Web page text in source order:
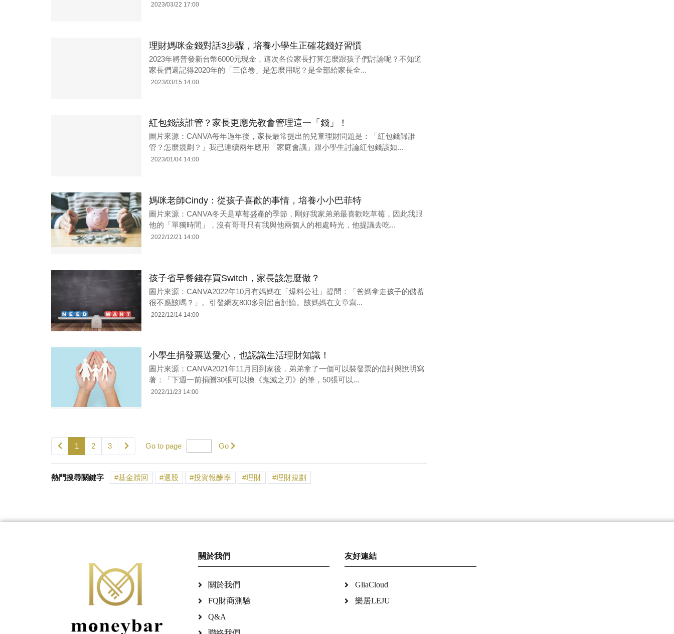
2023/03/22 17:00
理財媽咪金錢對話3步驟，培養小學生正確花錢好習慣
2023年將普發新台幣6000元現金，這次各位家長打算怎麼跟孩子們討論呢？不知道
家長們還記得2020年的「三倍卷」是怎麼用呢？是全部給家長全...
2023/03/15 14:00
紅包錢該誰管？家長更應先教會管理這一「錢」！
圖片來源：CANVA每年過年後，家長最常提出的兒童理財問題是：「紅包錢歸誰
管？怎麼規劃？」我已連續兩年應用「家庭會議」跟小學生討論紅包錢該如...
2023/01/04 14:00
媽咪老師Cindy：從孩子喜歡的事情，培養小小巴菲特
圖片來源：CANVA冬天是草莓盛產的季節，剛好我家弟弟最喜歡吃草莓，因此我跟
他的「單獨時間」，沒有哥哥只有我與他兩個人的相處時光，他提議去吃...
2022/12/21 14:00
孩子省早餐錢存買Switch，家長該怎麼做？
圖片來源：CANVA2022年10月有媽媽在「爆料公社」提問：「爸媽拿走孩子的儲蓄
很不應該嗎？」。引發網友800多則留言討論。該媽媽在文章寫...
2022/12/14 14:00
小學生捐發票送愛心，也認識生活理財知識！
圖片來源：CANVA2021年11月回到家後，弟弟拿了一個可以裝發票的信封與說明寫
著：「下週一前捐贈30張可以換《鬼滅之刃》的筆，50張可以...
2022/11/23 14:00
1 2 3 Go to page Go
熱門搜尋關鍵字 基金贖回 選股 投資報酬率 理財 理財規劃
關於我們
關於我們
FQ財商測驗
Q&A
友好連結
GliaCloud
樂居LEJU